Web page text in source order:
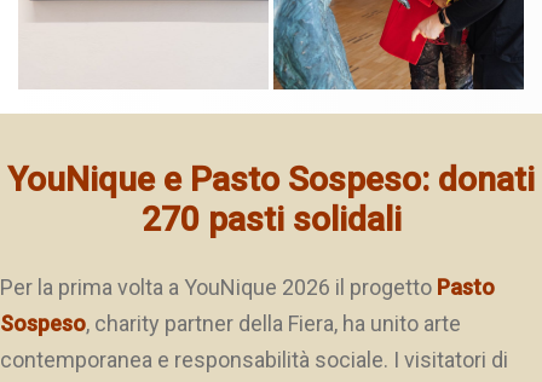
YouNique e Pasto Sospeso: donati
270 pasti solidali
Per la prima volta a YouNique 2026 il progetto Pasto
Sospeso, charity partner della Fiera, ha unito arte
contemporanea e responsabilità sociale. I visitatori di